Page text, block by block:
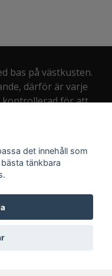
bas på västkusten.
därför är varje
kontrollerad för att
det innehåll som
tänkbara